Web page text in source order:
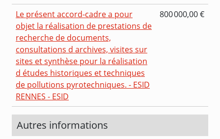
Le présent accord-cadre a pour
objet la réalisation de prestations de
recherche de documents,
consultations d archives, visites sur
sites et synthèse pour la réalisation
d études historiques et techniques
de pollutions pyrotechniques. - ESID
RENNES - ESID
800 000,00 €
Autres informations